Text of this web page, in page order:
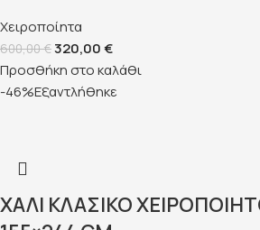
Χειροποίητα
600,00€320,00€
Προσθήκη στο καλάθι
-46%Εξαντλήθηκε
ΧΑΛΊ ΚΛΑΣΙΚΌ